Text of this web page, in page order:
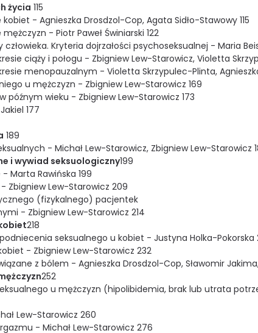
życia 115
- Agnieszka Drosdzol-Cop, Agata Sidło-Stawowy 115
- Piotr Paweł Świniarski 122
Kryteria dojrzałości psychoseksualnej - Maria
ciąży i połogu - Zbigniew Lew-Starowicz, Violetta
menopauzalnym - Violetta Skrzypulec-Plinta, Agnieszka
u mężczyzn - Zbigniew Lew-Starowicz 169
późnym wieku - Zbigniew Lew-Starowicz 173
177
189
- Michał Lew-Starowicz, Zbigniew Lew-Starowicz
i wywiad seksuologiczny199
Marta Rawińska 199
Zbigniew Lew-Starowicz 209
(fizykalnego) pacjentek
- Zbigniew Lew-Starowicz 214
218
seksualnego u kobiet - Justyna Holka-Pokorska
- Zbigniew Lew-Starowicz 232
z bólem - Agnieszka Drosdzol-Cop, Sławomir
252
u mężczyzn (hipolibidemia, brak lub utrata
Lew-Starowicz 260
- Michał Lew-Starowicz 276